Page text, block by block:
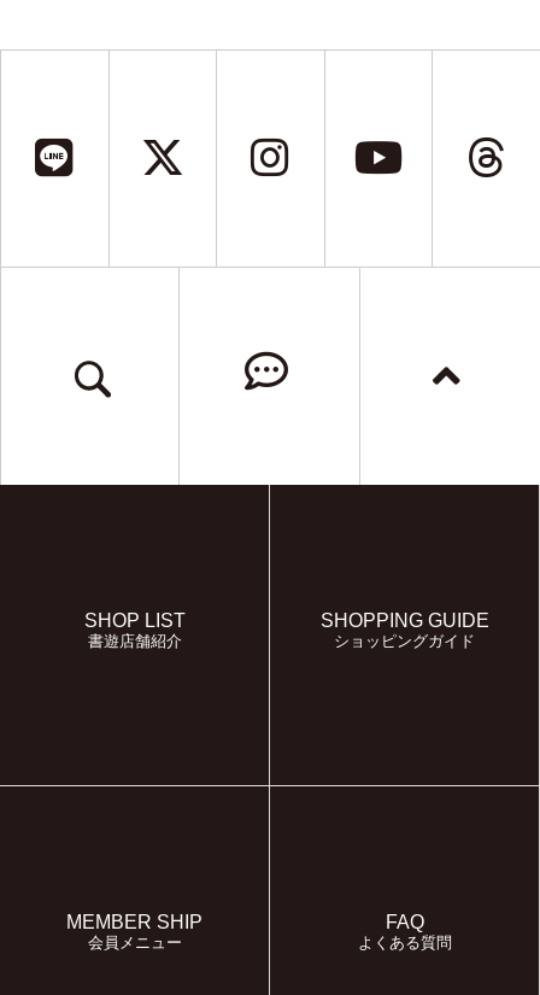
SHOP LIST
書遊店舗紹介
SHOPPING GUIDE
ショッピングガイド
MEMBER SHIP
会員メニュー
FAQ
よくある質問